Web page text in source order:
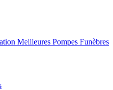
Meilleures Pompes Funèbres